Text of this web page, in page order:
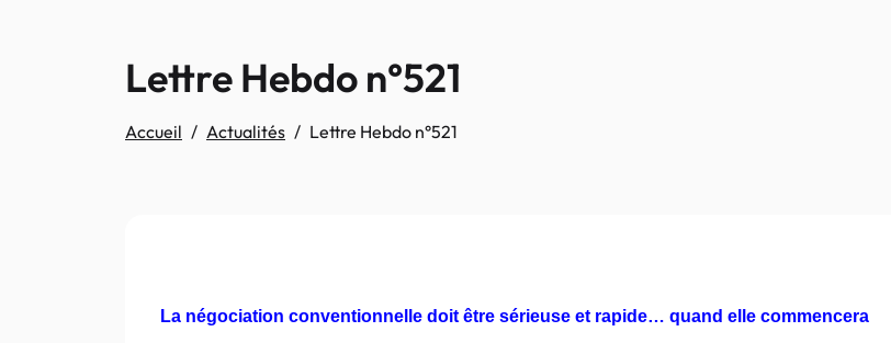
Lettre Hebdo n°521
Accueil Actualités Lettre Hebdo n°521
La négociation conventionnelle doit être sérieuse et rapide… quand elle commencera